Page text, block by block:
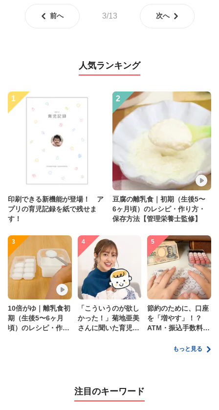
前へ 3/13 次へ
人気ランキング
1
印刷できる新機能が登場！ ア
プリの育児記録を紙で残せま
す！
2
豆腐の離乳食｜初期（生後5〜
6ヶ月頃）のレシピ・作り方・
保存方法【管理栄養士監修】
3
10倍がゆ｜離乳食初
期（生後5〜6ヶ月
頃）のレシピ・作り
4
「こういうのが欲し
かった！」菊地亜美
さんに聞いた育児
5
節約のために、口座
を「増やす」！？
ATM・振込手数料の
家計管理術もっと見る
注目のキーワード